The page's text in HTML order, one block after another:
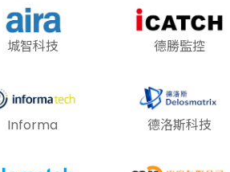
城智科技 德勝監控
Informa 德洛斯科技